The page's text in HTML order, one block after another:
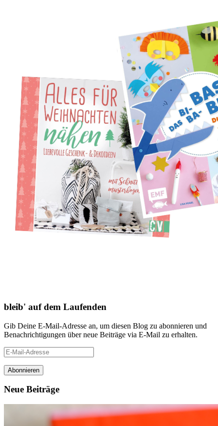
bleib' auf dem Laufenden
Gib Deine E-Mail-Adresse an, um diesen Blog zu abonnieren und
Benachrichtigungen über neue Beiträge via E-Mail zu erhalten.
E-
Mail-
Adresse
Neue Beiträge